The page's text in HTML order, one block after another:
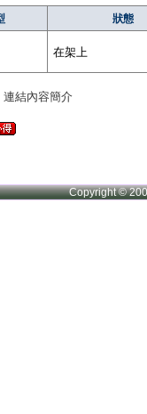
狀態
在架上
連結內容簡介
Copyright ©